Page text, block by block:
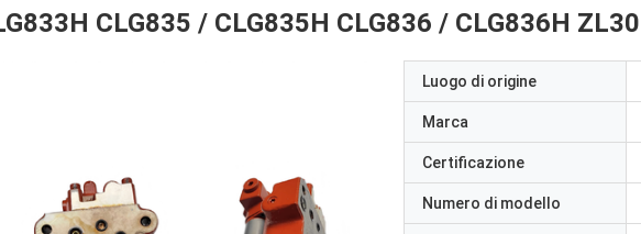
CLG835 / CLG835H CLG836 / CLG836H
Luogo di origine
Marca
Certificazione
Numero di modello